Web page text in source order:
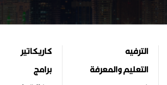
الترفيه
التعليم والمعرفة
كاريكاتير
برامج